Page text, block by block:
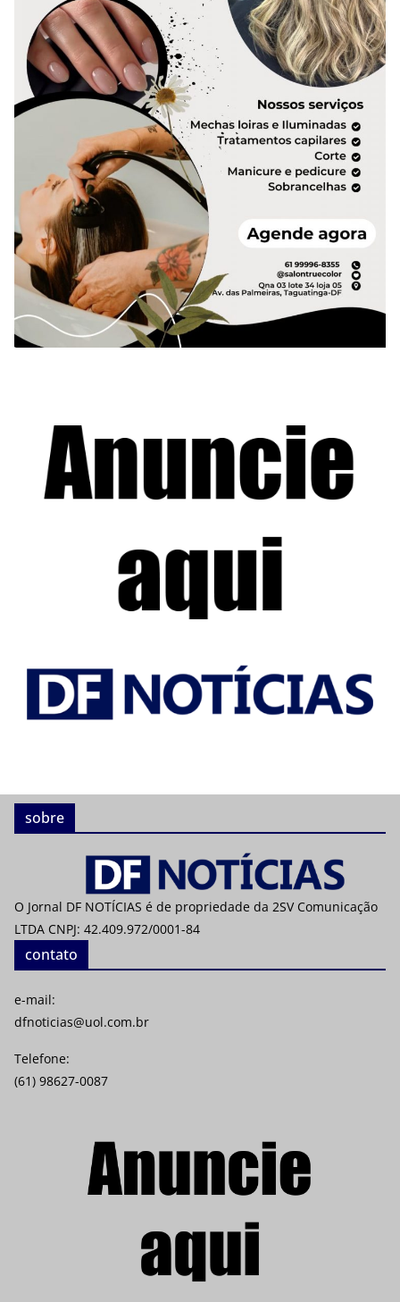
sobre
O Jornal DF NOTÍCIAS é de propriedade da 2SV Comunicação
LTDA CNPJ: 42.409.972/0001-84
contato
e-mail:
dfnoticias@uol.com.br
Telefone:
(61) 98627-0087